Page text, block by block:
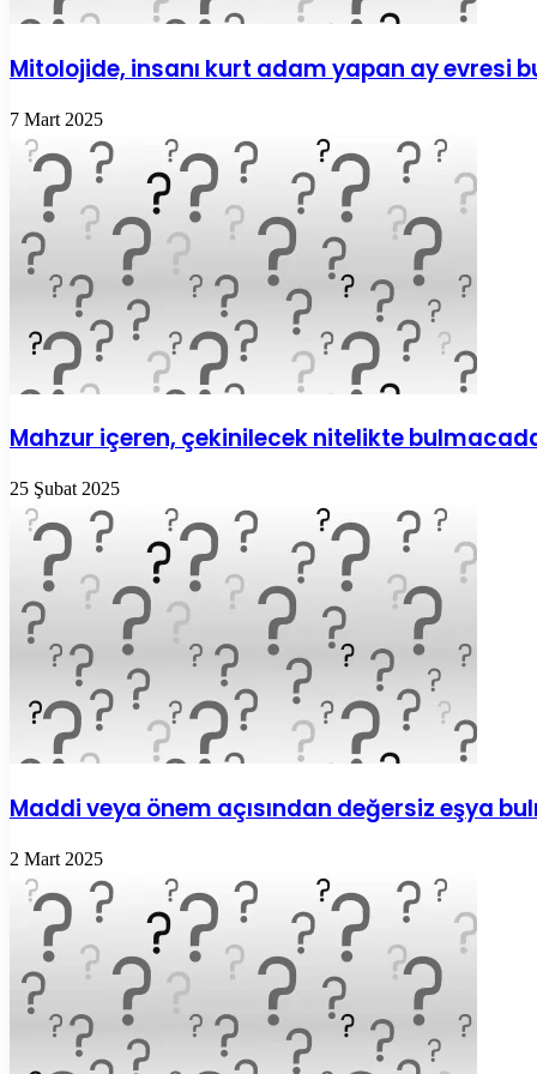
Mitolojide, insanı kurt adam yapan ay evresi
7 Mart 2025
Mahzur içeren, çekinilecek nitelikte
25 Şubat 2025
Maddi veya önem açısından değersiz eşya
2 Mart 2025